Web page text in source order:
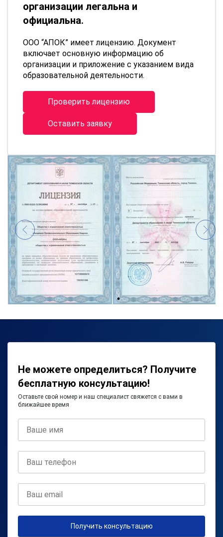
организации легальна и
официальна.
ООО “АПОК” имеет лицензию. Документ
включает основную информацию об
организации и приложение с указанием вида
образовательной деятельности.
Проверить лицензию
Оставить заявку
Не можете определиться? Получите
бесплатную консультацию!
Оставьте свой номер и наш специалист свяжется с вами в
ближайшее время
Получить консультацию